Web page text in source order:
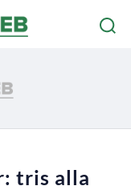
tris alla